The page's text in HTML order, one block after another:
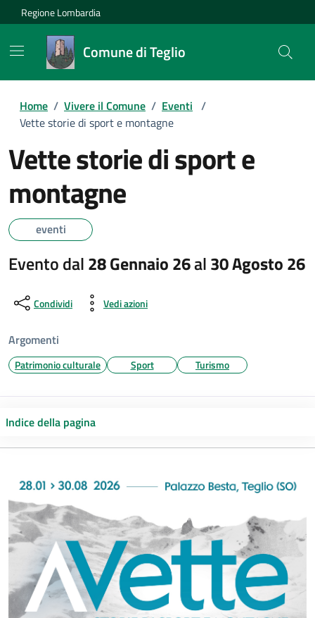
Regione Lombardia
Comune di Teglio
Home / Vivere il Comune / Eventi /
Vette storie di sport e montagne
Vette storie di sport e
montagne
eventi
Evento dal28 Gennaio 26al30 Agosto 26
Condividi Vedi azioni
Argomenti
Patrimonio culturale Sport Turismo
Indice della pagina